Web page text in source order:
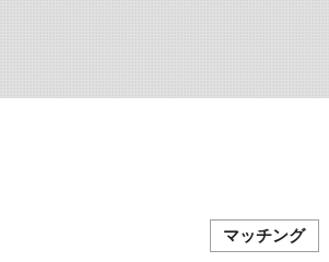
マッチング